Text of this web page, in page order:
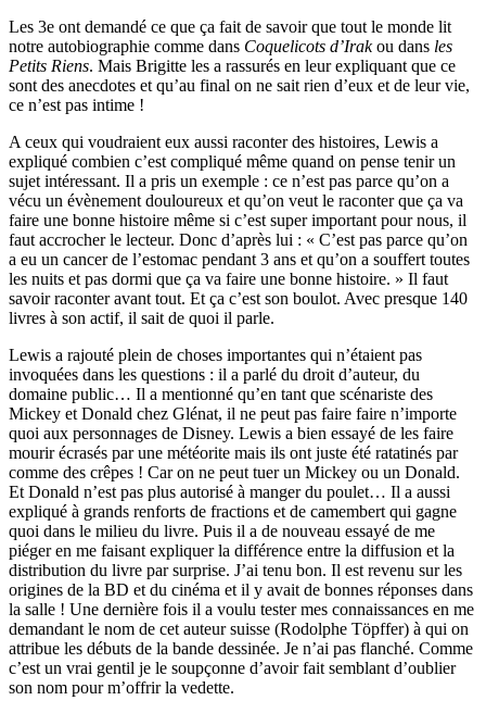
Les 3e ont demandé ce que ça fait de savoir que tout le monde lit
notre autobiographie comme dans Coquelicots d’Irakou dans les
Petits Riens. Mais Brigitte les a rassurés en leur expliquant que ce
sont des anecdotes et qu’au final on ne sait rien d’eux et de leur vie,
ce n’est pas intime !
A ceux qui voudraient eux aussi raconter des histoires, Lewis a
expliqué combien c’est compliqué même quand on pense tenir un
sujet intéressant. Il a pris un exemple : ce n’est pas parce qu’on a
vécu un évènement douloureux et qu’on veut le raconter que ça va
faire une bonne histoire même si c’est super important pour nous, il
faut accrocher le lecteur. Donc d’après lui : « C’est pas parce qu’on
a eu un cancer de l’estomac pendant 3 ans et qu’on a souffert toutes
les nuits et pas dormi que ça va faire une bonne histoire. » Il faut
savoir raconter avant tout. Et ça c’est son boulot. Avec presque 140
livres à son actif, il sait de quoi il parle.
Lewis a rajouté plein de choses importantes qui n’étaient pas
invoquées dans les questions : il a parlé du droit d’auteur, du
domaine public… Il a mentionné qu’en tant que scénariste des
Mickey et Donald chez Glénat, il ne peut pas faire faire n’importe
quoi aux personnages de Disney. Lewis a bien essayé de les faire
mourir écrasés par une météorite mais ils ont juste été ratatinés par
comme des crêpes ! Car on ne peut tuer un Mickey ou un Donald.
Et Donald n’est pas plus autorisé à manger du poulet… Il a aussi
expliqué à grands renforts de fractions et de camembert qui gagne
quoi dans le milieu du livre. Puis il a de nouveau essayé de me
piéger en me faisant expliquer la différence entre la diffusion et la
distribution du livre par surprise. J’ai tenu bon. Il est revenu sur les
origines de la BD et du cinéma et il y avait de bonnes réponses dans
la salle ! Une dernière fois il a voulu tester mes connaissances en me
demandant le nom de cet auteur suisse (Rodolphe Töpffer) à qui on
attribue les débuts de la bande dessinée. Je n’ai pas flanché. Comme
c’est un vrai gentil je le soupçonne d’avoir fait semblant d’oublier
son nom pour m’offrir la vedette.